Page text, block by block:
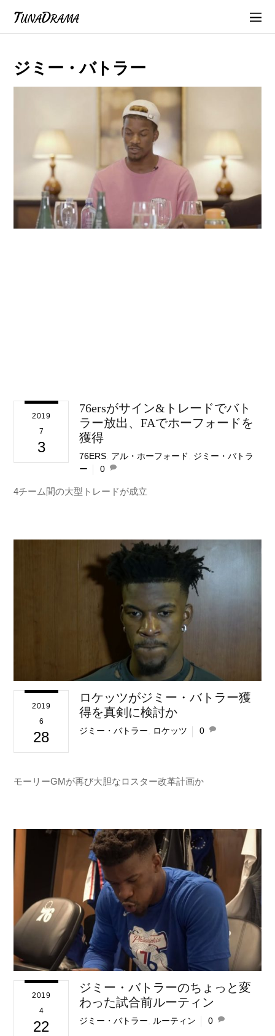
TunaDrama
ジミー・バトラー
2019
7
3
76ersがサイン&トレードでバト
ラー放出、FAでホーフォードを
獲得
76ERS アル・ホーフォード
ジミー・バトラ
ー
0
4チーム間の大型トレードが成立
2019
6
28
ロケッツがジミー・バトラー獲
得を真剣に検討か
ジミー・バトラー ロケッツ 0
モーリーGMが再び大胆なロスター改革計画か
2019
4
22
ジミー・バトラーのちょっと変
わった試合前ルーティン
ジミー・バトラー ルーティン 0